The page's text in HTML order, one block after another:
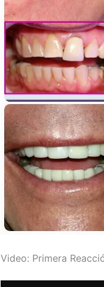
Video: Primera